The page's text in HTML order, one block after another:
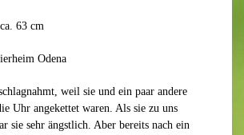
63 cm
Odena
weil sie und ein paar andere
Uhr angekettet waren. Als sie zu uns
sie sehr ängstlich. Aber bereits nach ein